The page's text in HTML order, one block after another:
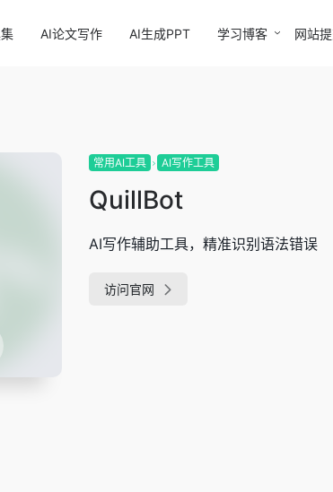
AI论文写作 AI生成PPT 学习博客 网站
常用AI工具 AI写作工具
QuillBot
AI写作辅助工具，精准识别语法错误
访问官网